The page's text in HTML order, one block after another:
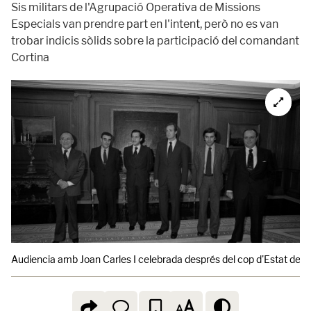
Sis militars de l'Agrupació Operativa de Missions
Especials van prendre part en l'intent, però no es van
trobar indicis sòlids sobre la participació del comandant
Cortina
Audiencia amb Joan Carles I celebrada després del cop d'Estat del